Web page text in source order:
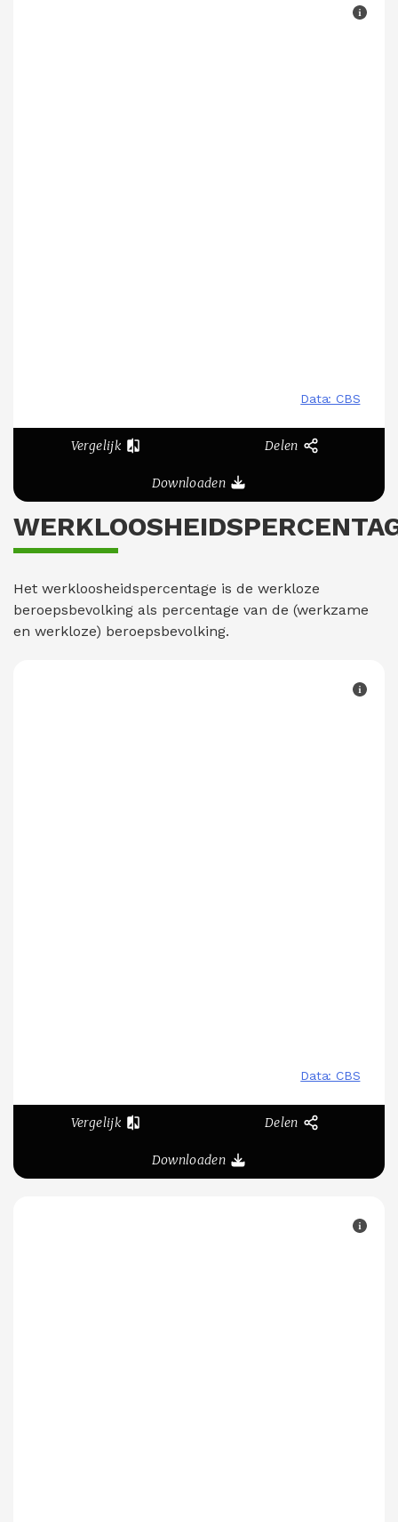
Vergelijk Delen
Downloaden
Het werkloosheidspercentage is de werkloze
beroepsbevolking als percentage van de (werkzame
en werkloze) beroepsbevolking.
Vergelijk Delen
Downloaden